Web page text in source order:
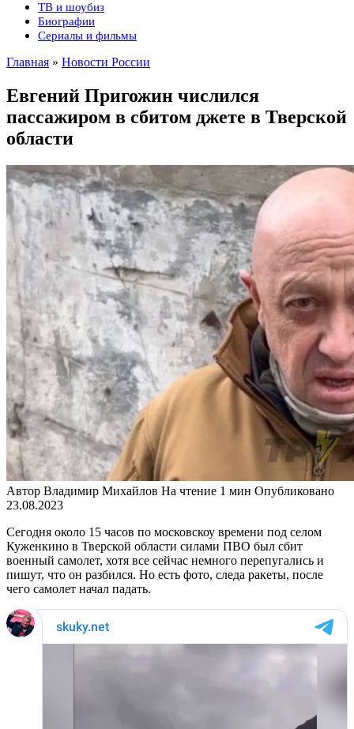
ТВ и шоубиз
Биографии
Сериалы и фильмы
Главная » Новости России
Евгений Пригожин числился
пассажиром в сбитом джете в Тверской
области
Автор Владимир Михайлов На чтение 1 мин Опубликовано
23.08.2023
Сегодня около 15 часов по московскоу времени под селом
Куженкино в Тверской области силами ПВО был сбит
военный самолет, хотя все сейчас немного перепугались и
пишут, что он разбился. Но есть фото, следа ракеты, после
чего самолет начал падать.